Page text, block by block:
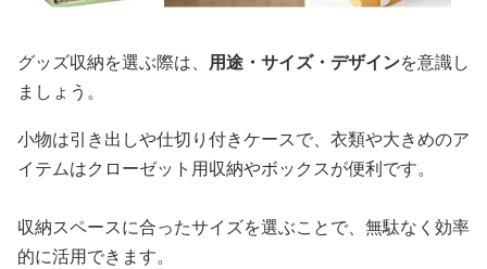
グッズ収納を選ぶ際は、 用途・サイズ・デザインを意識し
ましょう。
小物は引き出しや仕切り付きケースで、衣類や大きめのア
イテムはクローゼット用収納やボックスが便利です。
収納スペースに合ったサイズを選ぶことで、無駄なく効率
的に活用できます。